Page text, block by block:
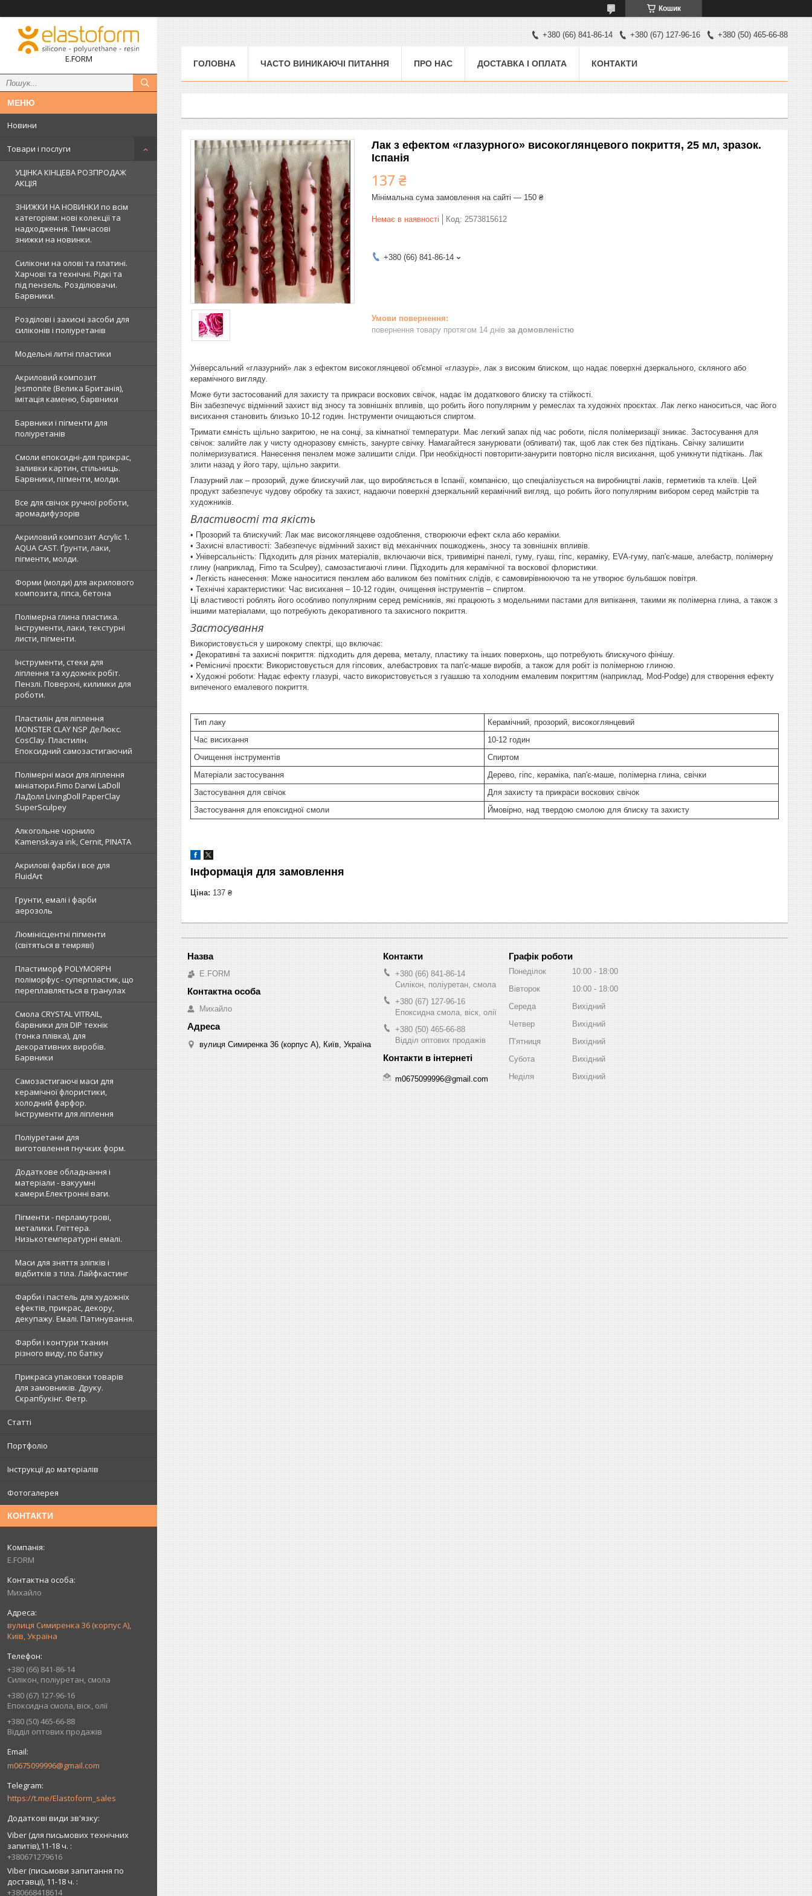
Кошик
E.FORM
Новини
Товари і послуги
УЦІНКА КІНЦЕВА РОЗПРОДАЖ
АКЦІЯ
ЗНИЖКИ НА НОВИНКИ по всім
категоріям: нові колекцїї та
надходження. Тимчасові
знижки на новинки.
Силікони на олові та платині.
Харчові та технічні. Рідкі та
під пензель. Розділювачи.
Барвники.
Розділові і захисні засоби для
силіконів і поліуретанів
Модельні литні пластики
Акриловий композит
Jesmonite (Велика Британія),
імітація каменю, барвники
Барвники і пігменти для
поліуретанів
Смоли епоксидні-для прикрас,
заливки картин, стільниць.
Барвники, пігменти, молди.
Все для свічок ручної роботи,
аромадифузорів
Акриловий композит Acrylic 1.
AQUA CAST. Ґрунти, лаки,
пігменти, молди.
Форми (молди) для акрилового
композита, гіпса, бетона
Полімерна глина пластика.
Інструменти, лаки, текстурні
листи, пігменти.
Інструменти, стеки для
ліплення та художніх робіт.
Пензлі. Поверхні, килимки для
роботи.
Пластилін для ліплення
MONSTER CLAY NSP ДеЛюкс.
CosClay. Пластилін.
Епоксидний самозастигаючий
Полімерні маси для ліплення
мініатюри.Fimo Darwi LaDoll
ЛаДолл LivingDoll PaperClay
SuperSculpey
Алкогольне чорнило
Kamenskaya ink, Cernit, PINATA
Акрилові фарби і все для
FluidArt
Грунти, емалі і фарби
аерозоль
Люмінісцентні пігменти
(світяться в темряві)
Пластиморф POLYMORPH
поліморфус - суперпластик, що
переплавляється в гранулах
Смола CRYSTAL VITRAIL,
барвники для DIP технік
(тонка плівка), для
декоративних виробів.
Барвники
Самозастигаючі маси для
керамічної флористики,
холодний фарфор.
Інструменти для ліплення
Поліуретани для
виготовлення гнучких форм.
Додаткове обладнання і
матеріали - вакуумні
камери.Електронні ваги.
Пігменти - перламутрові,
металики. Гліттера.
Низькотемпературні емалі.
Маси для зняття зліпків і
відбитків з тіла. Лайфкастинг
Фарби і пастель для художніх
ефектів, прикрас, декору,
декупажу. Емалі. Патинування.
Фарби і контури тканин
різного виду, по батіку
Прикраса упаковки товарів
для замовників. Друку.
Скрапбукінг. Фетр.
Статті
Портфоліо
Інструкції до матеріалів
Фотогалерея
КОНТАКТИ
E.FORM
Михайло
вулиця Симиренка 36 (корпус А),
Київ, Україна
+380 (66) 841-86-14
Силікон, поліуретан, смола
+380 (67) 127-96-16
Епоксидна смола, віск, олії
+380 (50) 465-66-88
Відділ оптових продажів
m0675099996@gmail.com
https://t.me/Elastoform_sales
Viber (для письмових технічних
запитів),11-18 ч.
+380671279616
Viber (письмови запитання по
доставці), 11-18 ч.
+380668418614
+380 (66) 841-86-14 +380 (67) 127-96-16 +380 (50) 465-66-88
ГОЛОВНА ЧАСТО ВИНИКАЮЧІ ПИТАННЯ ПРО НАС ДОСТАВКА І ОПЛАТА КОНТАКТИ
Лак з ефектом «глазурного» високоглянцевого покриття, 25 мл, зразок.
Іспанія
137 ₴
Мінімальна сума замовлення на сайті — 150 ₴
Немає в наявності Код: 2573815612
+380 (66) 841-86-14
повернення товару протягом 14 днів за домовленістю
Універсальний «глазурний» лак з ефектом високоглянцевої об'ємної «глазурі», лак з високим блиском, що надає поверхні дзеркального, скляного або
керамічного вигляду.
Може бути застосований для захисту та прикраси воскових свічок, надає їм додаткового блиску та стійкості.
Він забезпечує відмінний захист від зносу та зовнішніх впливів, що робить його популярним у ремеслах та художніх проєктах. Лак легко наноситься, час його
висихання становить близько 10-12 годин. Інструменти очищаються спиртом.
Тримати ємність щільно закритою, не на сонці, за кімнатної температури. Має легкий запах під час роботи, після полімеризації зникає. Застосування для
свічок: залийте лак у чисту одноразову ємність, занурте свічку. Намагайтеся занурювати (обливати) так, щоб лак стек без підтікань. Свічку залишити
полімеризуватися. Нанесення пензлем може залишити сліди. При необхідності повторити-занурити повторно після висихання, щоб уникнути підтікань. Лак
злити назад у його тару, щільно закрити.
Глазурний лак – прозорий, дуже блискучий лак, що виробляється в Іспанії, компанією, що спеціалізується на виробництві лаків, герметиків та клеїв. Цей
продукт забезпечує чудову обробку та захист, надаючи поверхні дзеркальний керамічний вигляд, що робить його популярним вибором серед майстрів та
художників.
Властивості та якість
• Прозорий та блискучий: Лак має високоглянцеве оздоблення, створюючи ефект скла або кераміки.
• Захисні властивості: Забезпечує відмінний захист від механічних пошкоджень, зносу та зовнішніх впливів.
• Універсальність: Підходить для різних матеріалів, включаючи віск, тривимірні панелі, гуму, гуаш, гіпс, кераміку, EVA-гуму, пап'є-маше, алебастр, полімерну
глину (наприклад, Fimo та Sculpey), самозастигаючі глини. Підходить для керамічної та воскової флористики.
• Легкість нанесення: Може наноситися пензлем або валиком без помітних слідів, є самовирівнюючою та не утворює бульбашок повітря.
• Технічні характеристики: Час висихання – 10-12 годин, очищення інструментів – спиртом.
Ці властивості роблять його особливо популярним серед ремісників, які працюють з модельними пастами для випікання, такими як полімерна глина, а також з
іншими матеріалами, що потребують декоративного та захисного покриття.
Застосування
Використовується у широкому спектрі, що включає:
• Декоративні та захисні покриття: підходить для дерева, металу, пластику та інших поверхонь, що потребують блискучого фінішу.
• Ремісничі проєкти: Використовується для гіпсових, алебастрових та пап'є-маше виробів, а також для робіт із полімерною глиною.
• Художні роботи: Надає ефекту глазурі, часто використовується з гуашшю та холодним емалевим покриттям (наприклад, Mod-Podge) для створення ефекту
випеченого емалевого покриття.
Тип лаку
Керамічний, прозорий, високоглянцевий
Час висихання
10-12 годин
Очищення інструментів
Спиртом
Матеріали застосування
Дерево, гіпс, кераміка, пап'є-маше, полімерна глина, свічки
Застосування для свічок
Для захисту та прикраси воскових свічок
Застосування для епоксидної смоли
Ймовірно, над твердою смолою для блиску та захисту
Інформація для замовлення
Ціна: 137 ₴
E.FORM
Михайло
вулиця Симиренка 36 (корпус А), Київ, Україна
+380 (66) 841-86-14
Силікон, поліуретан, смола
+380 (67) 127-96-16
Епоксидна смола, віск, олії
+380 (50) 465-66-88
Відділ оптових продажів
m0675099996@gmail.com
Графік роботи
Понеділок 10:00
18:00
Вівторок
10:00
18:00
Середа
Вихідний
Четвер
Вихідний
Пʼятниця
Вихідний
Субота
Вихідний
Неділя
Вихідний